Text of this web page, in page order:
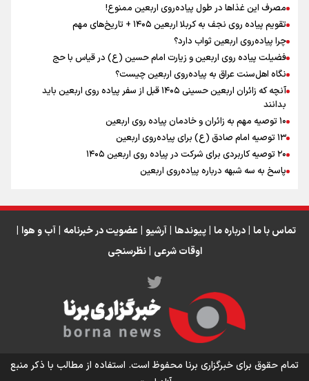
رابطه کارگر و کارفرما در اندیشه رهبر شهید: از تضاد به
زوجیت
اینفو برنا / جدول کامل فاصله مرز شلمچه تا شهرهای زیارتی
عراق
اینفو برنا/ میزان مالیات بر ارزش افزوده چقدر است؟
مصرف این غذاها در طول پیاده‌روی اربعین ممنوع!
تقویم پیاده روی نجف به کربلا اربعین ۱۴۰۵ + تاریخ‌های مهم
چرا پیاده‌روی اربعین ثواب دارد؟
فضیلت پیاده روی اربعین و زیارت امام حسین (ع) در قیاس با حج
نگاه اهل‌سنت عراق به پیاده‌روی اربعین چیست؟
آنچه که زائران اربعین حسینی ۱۴۰۵ قبل از سفر پیاده روی اربعین باید
بدانند
۱۰ توصیه مهم به زائران و خادمان پیاده روی اربعین
۱۳ توصیه امام صادق (ع) برای پیاده‌روی اربعین
۲۰ توصیه کاربردی برای شرکت در پیاده روی اربعین ۱۴۰۵
پاسخ به سه‌ شبهه درباره پیاده‌روی اربعین
تماس با ما | درباره ما | پیوندها | آرشیو | عضویت در خبرنامه | آب و هوا |
اوقات شرعی | نظرسنجی
تمام حقوق برای خبرگزاری برنا محفوظ است. استفاده از مطالب با ذکر منبع